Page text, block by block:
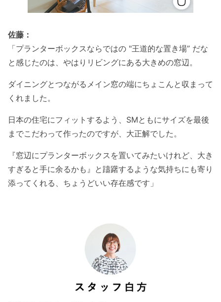
佐藤：
「プランターボックスならではの "王道的な置き場” だな
と感じたのは、やはりリビングにある大きめの窓辺。
ダイニングとつながるメイン窓の端にちょこんと収まって
くれました。
日本の住宅にフィットするよう、SMともにサイズを最後
までこだわって作ったのですが、大正解でした。
『窓辺にプランターボックスを置いてみたいけれど、大き
すぎると手に余るかも』と躊躇するような気持ちにも寄り
添ってくれる、ちょうどいい存在感です」